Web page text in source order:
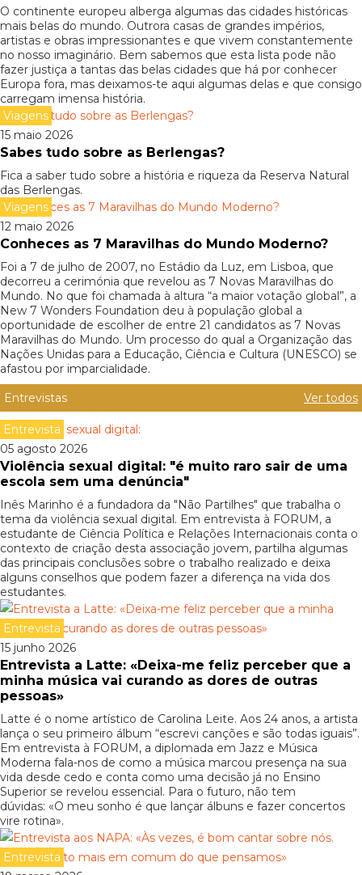
O continente europeu alberga algumas das cidades históricas
mais belas do mundo. Outrora casas de grandes impérios,
artistas e obras impressionantes e que vivem constantemente
no nosso imaginário. Bem sabemos que esta lista pode não
fazer justiça a tantas das belas cidades que há por conhecer
Europa fora, mas deixamos-te aqui algumas delas e que consigo
carregam imensa história.
Viagens
15 maio 2026
Sabes tudo sobre as Berlengas?
Fica a saber tudo sobre a história e riqueza da Reserva Natural
das Berlengas.
Viagens
12 maio 2026
Conheces as 7 Maravilhas do Mundo Moderno?
Foi a 7 de julho de 2007, no Estádio da Luz, em Lisboa, que
decorreu a cerimónia que revelou as 7 Novas Maravilhas do
Mundo. No que foi chamada à altura “a maior votação global”, a
New 7 Wonders Foundation deu à população global a
oportunidade de escolher de entre 21 candidatos as 7 Novas
Maravilhas do Mundo. Um processo do qual a Organização das
Nações Unidas para a Educação, Ciência e Cultura (UNESCO) se
afastou por imparcialidade.
Entrevistas
Ver todos
Entrevista
05 agosto 2026
Violência sexual digital: "é muito raro sair de uma
escola sem uma denúncia"
Inês Marinho é a fundadora da "Não Partilhes" que trabalha o
tema da violência sexual digital. Em entrevista à FORUM, a
estudante de Ciência Política e Relações Internacionais conta o
contexto de criação desta associação jovem, partilha algumas
das principais conclusões sobre o trabalho realizado e deixa
alguns conselhos que podem fazer a diferença na vida dos
estudantes.
Entrevista
15 junho 2026
Entrevista a Latte: «Deixa-me feliz perceber que a
minha música vai curando as dores de outras
pessoas»
Latte é o nome artístico de Carolina Leite. Aos 24 anos, a artista
lança o seu primeiro álbum “escrevi canções e são todas iguais”.
Em entrevista à FORUM, a diplomada em Jazz e Música
Moderna fala-nos de como a música marcou presença na sua
vida desde cedo e conta como uma decisão já no Ensino
Superior se revelou essencial. Para o futuro, não tem
dúvidas: «O meu sonho é que lançar álbuns e fazer concertos
vire rotina».
Entrevista